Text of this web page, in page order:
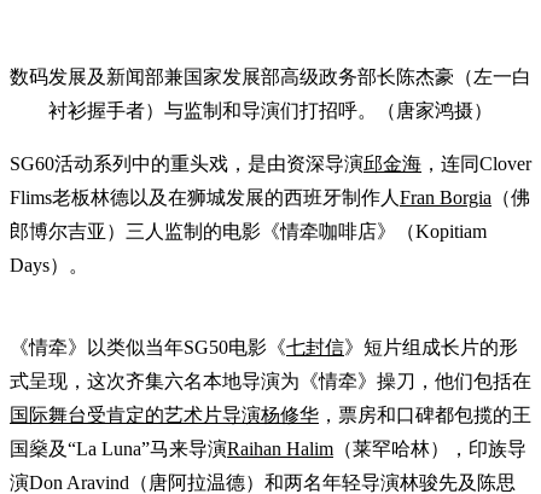
数码发展及新闻部兼国家发展部高级政务部长陈杰豪（左一白
衬衫握手者）与监制和导演们打招呼。（唐家鸿摄）
SG60活动系列中的重头戏，是由资深导演邱金海 ，连同Clover
Flims老板林德以及在狮城发展的西班牙制作人 Fran Borgia （佛
郎博尔吉亚）三人监制的电影《情牵咖啡店》（Kopitiam
Days）。
《情牵》以类似当年SG50电影《七封信》短片组成长片的形
式呈现，这次齐集六名本地导演为《情牵》操刀，他们包括在
国际舞台受肯定的艺术片导演杨修华 ，票房和口碑都包揽的王
国燊及“La Luna”马来导演Raihan Halim （莱罕哈林），印族导
演Don Aravind（唐阿拉温德）和两名年轻导演林骏先及陈思